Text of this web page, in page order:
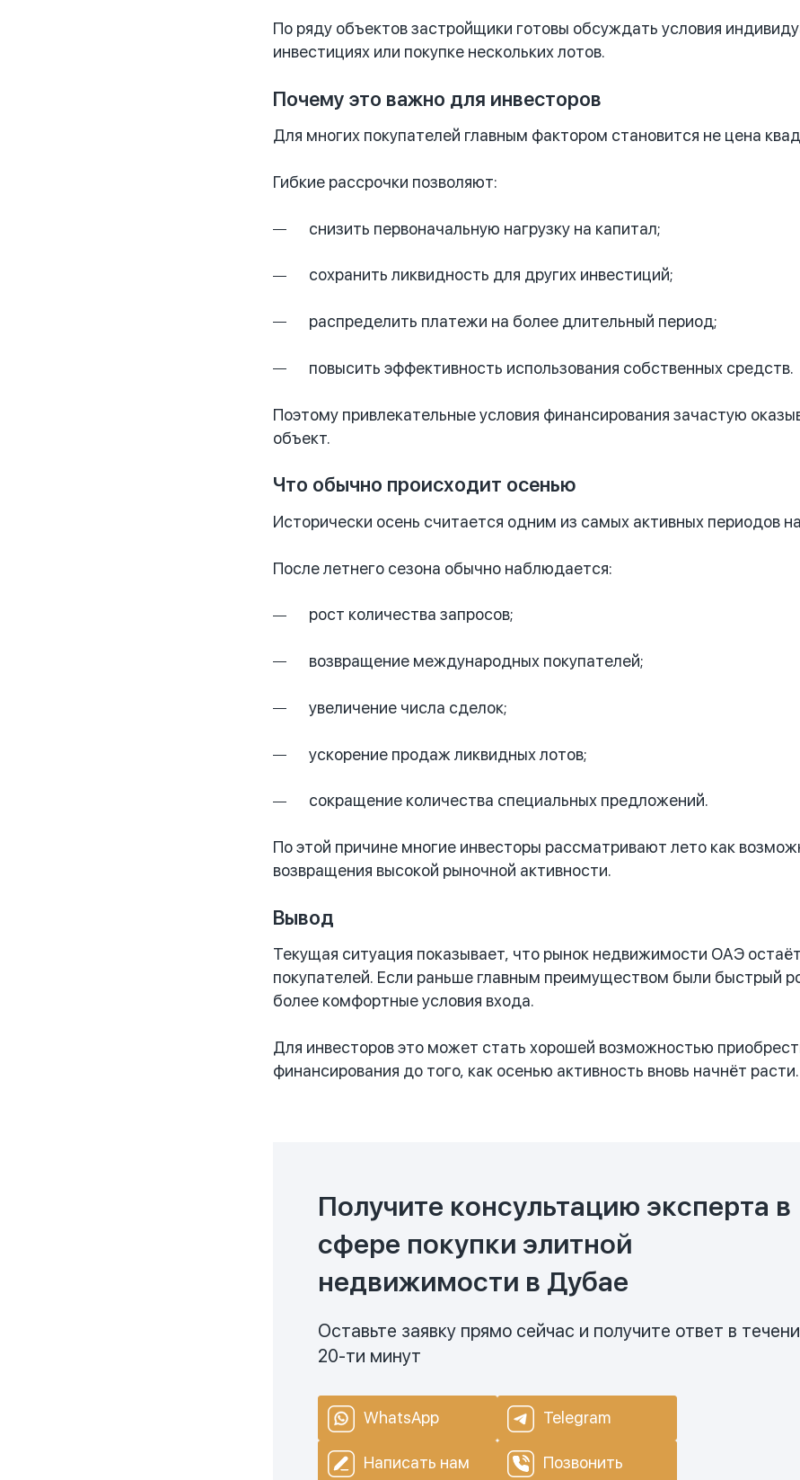
По ряду объектов застройщики готовы обсуждать условия
инвестициях или покупке нескольких лотов.
Почему это важно для инвесторов
Для многих покупателей главным фактором становится не цена
Гибкие рассрочки позволяют:
снизить первоначальную нагрузку на капитал;
сохранить ликвидность для других инвестиций;
распределить платежи на более длительный период;
повысить эффективность использования собственных средств.
Поэтому привлекательные условия финансирования зачастую
объект.
Что обычно происходит осенью
Исторически осень считается одним из самых активных периодов
После летнего сезона обычно наблюдается:
рост количества запросов;
возвращение международных покупателей;
увеличение числа сделок;
ускорение продаж ликвидных лотов;
сокращение количества специальных предложений.
По этой причине многие инвесторы рассматривают лето как
возвращения высокой рыночной активности.
Вывод
Текущая ситуация показывает, что рынок недвижимости ОАЭ
покупателей. Если раньше главным преимуществом были быстрый
более комфортные условия входа.
Для инвесторов это может стать хорошей возможностью
финансирования до того, как осенью активность вновь начнёт расти.
Получите консультацию эксперта в
сфере покупки элитной
недвижимости в Дубае
Оставьте заявку прямо сейчас и получите ответ в
20-ти минут
WhatsApp Telegram
Написать нам Позвонить